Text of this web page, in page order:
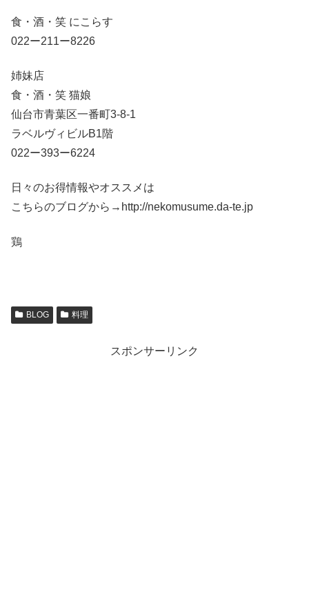
食・酒・笑 にこらす
022ー211ー8226
姉妹店
食・酒・笑 猫娘
仙台市青葉区一番町3-8-1
ラベルヴィビルB1階
022ー393ー6224
日々のお得情報やオススメは
こちらのブログから→http://nekomusume.da-te.jp
鶏
BLOG 料理
スポンサーリンク